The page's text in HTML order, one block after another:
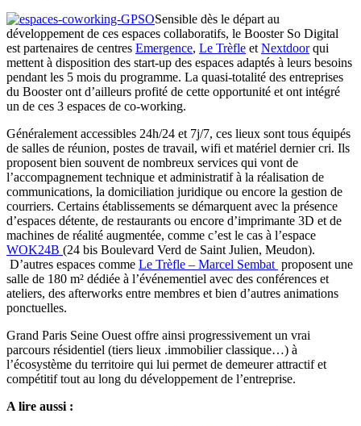
Sensible dès le départ au
développement de ces espaces collaboratifs, le Booster So Digital
est partenaires de centres Emergence, Le Trèfle et Nextdoorqui
mettent à disposition des start-up des espaces adaptés à leurs besoins
pendant les 5 mois du programme. La quasi-totalité des entreprises
du Booster ont d’ailleurs profité de cette opportunité et ont intégré
un de ces 3 espaces de co-working.
Généralement accessibles 24h/24 et 7j/7, ces lieux sont tous équipés
de salles de réunion, postes de travail, wifi et matériel dernier cri. Ils
proposent bien souvent de nombreux services qui vont de
l’accompagnement technique et administratif à la réalisation de
communications, la domiciliation juridique ou encore la gestion de
courriers. Certains établissements se démarquent avec la présence
d’espaces détente, de restaurants ou encore d’imprimante 3D et de
machines de réalité augmentée, comme c’est le cas à l’espace
WOK24B (24 bis Boulevard Verd de Saint Julien, Meudon).
D’autres espaces comme Le Trèfle – Marcel Sembat proposent une
salle de 180 m² dédiée à l’événementiel avec des conférences et
ateliers, des afterworks entre membres et bien d’autres animations
ponctuelles.
Grand Paris Seine Ouest offre ainsi progressivement un vrai
parcours résidentiel (tiers lieux .immobilier classique…) à
l’écosystème du territoire qui lui permet de demeurer attractif et
compétitif tout au long du développement de l’entreprise.
A lire aussi :